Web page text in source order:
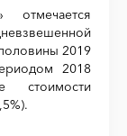
отмечается
2019
2018
стоимости